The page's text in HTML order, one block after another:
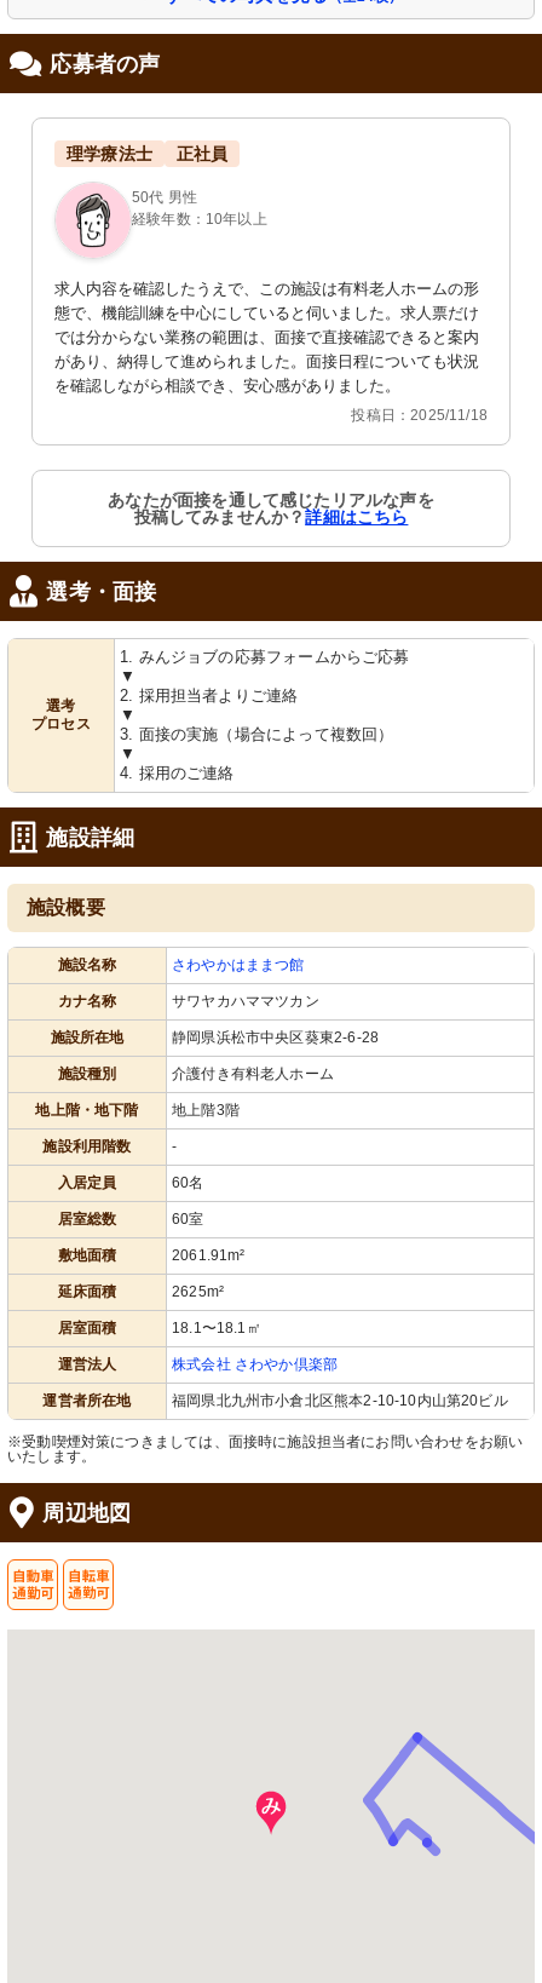
居室
落ち着いた色合いの居室には、必要な
家具が整っており、心地よい空間で
外観
あふれるテーブルセットが配置されて
明るい色の訓練室で心身のリフレッシ
ュが可能です。コミュニケーションも
明るい空間でリハビリ訓練ができる環
境です。適切なサポート体制が整って
います。
トイレ
手すりや緊急呼び出し装置が整った安
ご支援します。
明るい居室には、必要な家具が整えら
れ、居心地の良い空間が広がっていま
す。
トイレ
トイレ空間です。
洗面台
明るく清潔感のある空間で、心地よい
日常を支えます。手すり付きで安全に
配慮されています。
手すりが充実した清潔な浴槽で、安心
食堂
アート作品が飾られ、暖かみのあるダ
イニングで心安らぐ空間です。
機械浴室
明るい窓と清潔な設備が整った、機能
的な浴室です。安全に配慮した設計
応募者の声
理学療法士 正社員
50代 男性
経験年数：10年以上
求人内容を確認したうえで、この施設は有料老人ホームの形
態で、機能訓練を中心にしていると伺いました。求人票だけ
では分からない業務の範囲は、面接で直接確認できると案内
があり、納得して進められました。面接日程についても状況
を確認しながら相談でき、安心感がありました。
投稿日：2025/11/18
あなたが面接を通して感じたリアルな声を
投稿してみませんか？詳細はこちら
選考・面接
選考
プロセス
1. みんジョブの応募フォームからご応募
▼
2. 採用担当者よりご連絡
▼
3. 面接の実施（場合によって複数回）
▼
4. 採用のご連絡
施設詳細
施設概要
施設名称 さわやかはままつ館
カナ名称 サワヤカハママツカン
施設所在地 静岡県浜松市中央区葵東2-6-28
施設種別 介護付き有料老人ホーム
地上階・地下階 地上階3階
施設利用階数 -
入居定員 60名
居室総数 60室
敷地面積 2061.91m²
延床面積 2625m²
居室面積 18.1〜18.1㎡
運営法人 株式会社 さわやか倶楽部
運営者所在地 福岡県北九州市小倉北区熊本2-10-10内山第20ビル
※受動喫煙対策につきましては、面接時に施設担当者にお問い合わせをお願い
いたします。
周辺地図